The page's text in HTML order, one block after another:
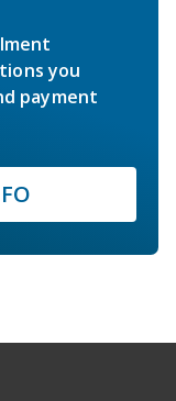
you
payment